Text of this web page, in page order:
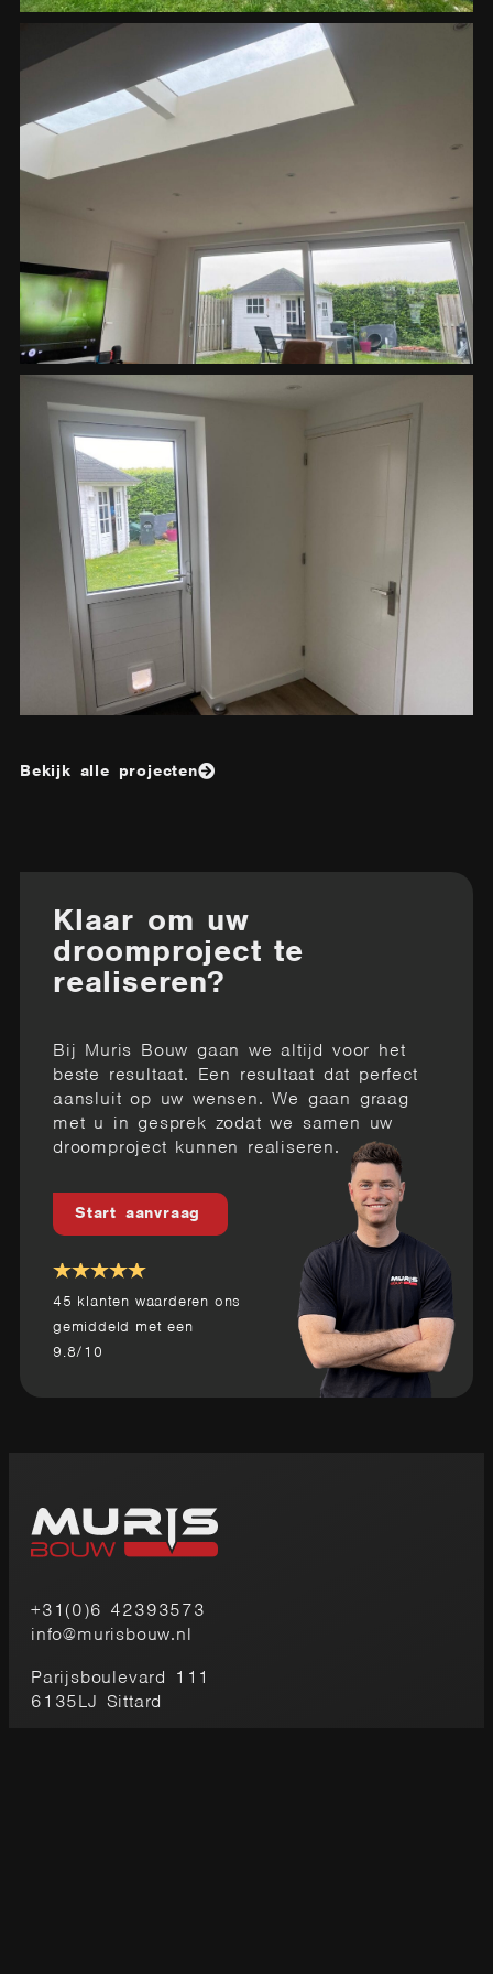
Bekijk alle projecten
Klaar om uw
droomproject te
realiseren?
Bij Muris Bouw gaan we altijd voor het
beste resultaat. Een resultaat dat perfect
aansluit op uw wensen. We gaan graag
met u in gesprek zodat we samen uw
droomproject kunnen realiseren.
Start aanvraag
45 klanten waarderen ons
gemiddeld met een
9.8/10
+31(0)6 42393573
info@murisbouw.nl
Parijsboulevard 111
6135LJ Sittard